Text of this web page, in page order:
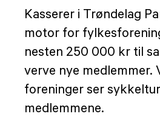
Kasserer i Trøndelag
motor for
nesten 250 000 kr til
verve nye
foreninger ser
medlemmene.